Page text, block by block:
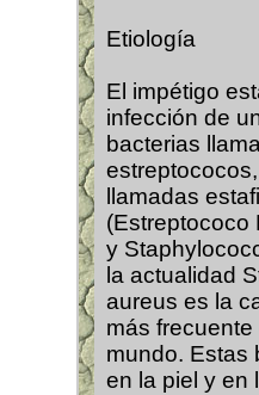
Etiología
El impétigo
infección de
bacterias
llamadas
(Estreptococo
y
la actualidad
aureus es la
más frecuente
mundo. Estas
en la piel y en